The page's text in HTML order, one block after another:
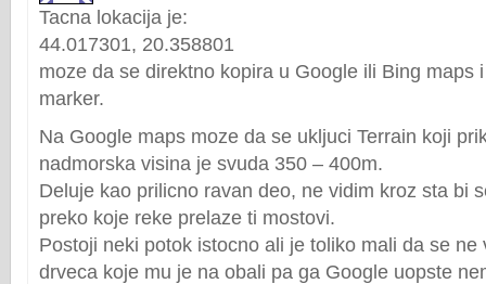
Tacna lokacija je:
44.017301, 20.358801
moze da se direktno kopira u Google ili Bing maps
marker.
Na Google maps moze da se ukljuci Terrain koji
nadmorska visina je svuda 350 – 400m.
Deluje kao prilicno ravan deo, ne vidim kroz sta bi
preko koje reke prelaze ti mostovi.
Postoji neki potok istocno ali je toliko mali da se ne
drveca koje mu je na obali pa ga Google uopste